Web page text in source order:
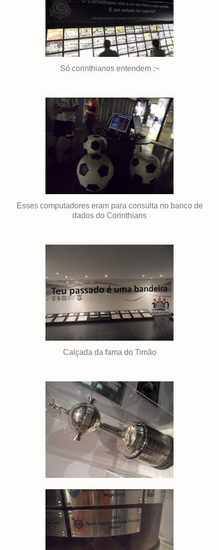
Só corinthianos entendem :~
Esses computadores eram para consulta no banco de
dados do Corinthians
Calçada da fama do Timão